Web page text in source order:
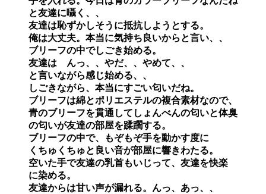
と友達に囁く、、
友達は恥ずかしそうに抵抗しようとする。
俺は大丈夫。本当に気持ち良いからと言い、、
ブリーフの中でしごき始める。
友達は　んっ、、やだ、、やめて、、
と言いながら感じ始める、、
しごきながら、本当にすごい匂いだね。
ブリーフは綿とポリエステルの複合素材なので、
青のブリーフを貫通してしょんべんの匂いと体臭
の匂いが友達の部屋を蹂躙する。
ブリーフの中で、もぞもぞ手を動かす度に
くちゅくちゅと良い音が部屋に響きわたる。
空いた手で友達の乳首もいじって、友達を快楽
に染める。
友達からは甘い声が漏れる。んっ、あっ、、